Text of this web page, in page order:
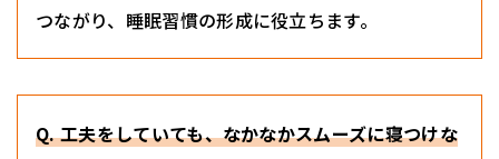
つながり、睡眠習慣の形成に役立ちます。
Q. 工夫をしていても、なかなかスムーズに寝つけな